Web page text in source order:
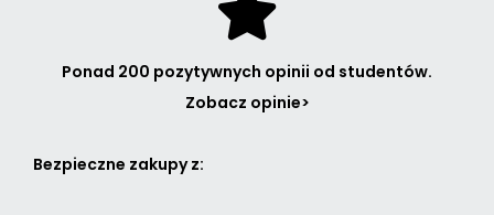
Ponad 200 pozytywnych opinii od studentów.
Zobacz opinie>
Bezpieczne zakupy z: